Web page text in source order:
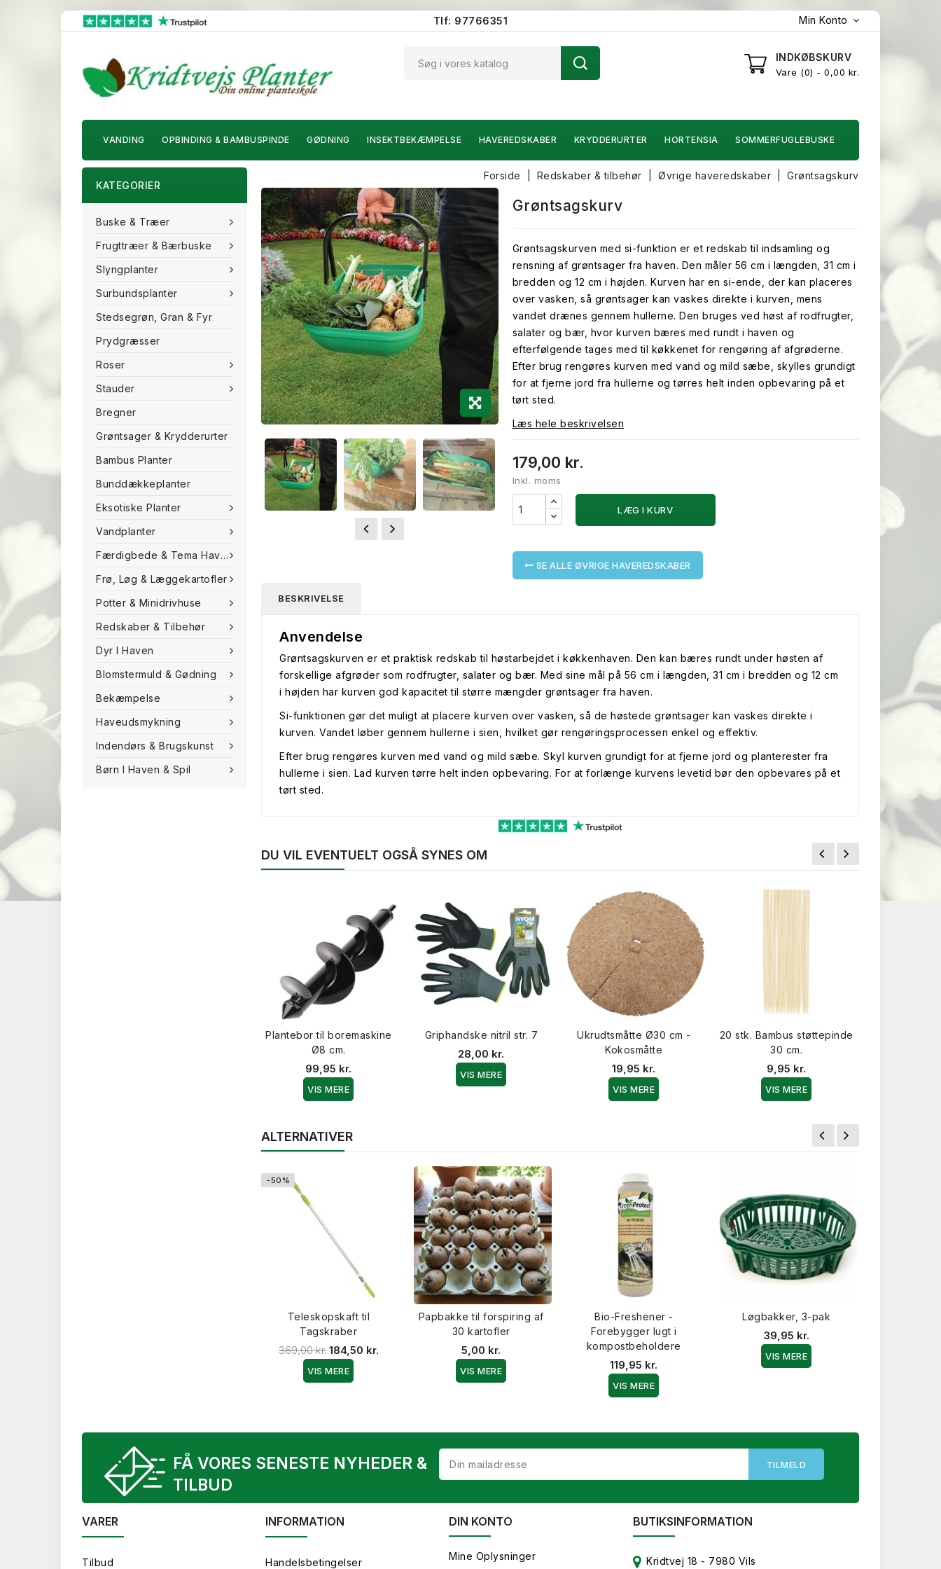
Tlf: 97766351 Min Konto
INDKØBSKURV
Vare 0 - 0,00 kr.
VANDING OPBINDING & BAMBUSPINDE GØDNING INSEKTBEKÆMPELSE HAVEREDSKABER KRYDDERURTER HORTENSIA SOMMERFUGLEBUSKE
KATEGORIER
Buske & Træer
Frugttræer & Bærbuske
Slyngplanter
Surbundsplanter
Stedsegrøn, Gran & Fyr
Prydgræsser
Roser
Stauder
Bregner
Grøntsager & Krydderurter
Bambus Planter
Bunddækkeplanter
Eksotiske Planter
Vandplanter
Færdigbede & Tema Haven
Frø, Løg & Læggekartofler
Potter & Minidrivhuse
Redskaber & Tilbehør
Dyr I Haven
Blomstermuld & Gødning
Bekæmpelse
Haveudsmykning
Indendørs & Brugskunst
Børn I Haven & Spil
Forside Redskaber & tilbehør Øvrige haveredskaber Grøntsagskurv
Grøntsagskurv
Grøntsagskurven med si-funktion er et redskab til indsamling og
rensning af grøntsager fra haven. Den måler 56 cm i længden, 31 cm i
bredden og 12 cm i højden. Kurven har en si-ende, der kan placeres
over vasken, så grøntsager kan vaskes direkte i kurven, mens
vandet drænes gennem hullerne. Den bruges ved høst af rodfrugter,
salater og bær, hvor kurven bæres med rundt i haven og
efterfølgende tages med til køkkenet for rengøring af afgrøderne.
Efter brug rengøres kurven med vand og mild sæbe, skylles grundigt
for at fjerne jord fra hullerne og tørres helt inden opbevaring på et
tørt sted.
Læs hele beskrivelsen
179,00 kr.
Inkl. moms
LÆG I KURV
SE ALLE ØVRIGE HAVEREDSKABER
BESKRIVELSE
Anvendelse
Grøntsagskurven er et praktisk redskab til høstarbejdet i køkkenhaven. Den kan bæres rundt under høsten af
forskellige afgrøder som rodfrugter, salater og bær. Med sine mål på 56 cm i længden, 31 cm i bredden og 12 cm
i højden har kurven god kapacitet til større mængder grøntsager fra haven.
Si-funktionen gør det muligt at placere kurven over vasken, så de høstede grøntsager kan vaskes direkte i
kurven. Vandet løber gennem hullerne i sien, hvilket gør rengøringsprocessen enkel og effektiv.
Efter brug rengøres kurven med vand og mild sæbe. Skyl kurven grundigt for at fjerne jord og planterester fra
hullerne i sien. Lad kurven tørre helt inden opbevaring. For at forlænge kurvens levetid bør den opbevares på et
tørt sted.
DU VIL EVENTUELT OGSÅ SYNES OM
Plantebor til boremaskine
Ø8 cm.
99,95 kr.
VIS MERE
Griphandske nitril str. 7
28,00 kr.
VIS MERE
Ukrudtsmåtte Ø30 cm -
Kokosmåtte
19,95 kr.
VIS MERE
20 stk. Bambus støttepinde
30 cm.
9,95 kr.
VIS MERE
ALTERNATIVER
-50%
Teleskopskaft til
Tagskraber
369,00 kr. 184,50 kr.
VIS MERE
Papbakke til forspiring af
30 kartofler
5,00 kr.
VIS MERE
Bio-Freshener -
Forebygger lugt i
kompostbeholdere
119,95 kr.
VIS MERE
Løgbakker, 3-pak
39,95 kr.
VIS MERE
FÅ VORES SENESTE NYHEDER &
TILBUD
VARER
Tilbud
INFORMATION
Handelsbetingelser
DIN KONTO
Mine Oplysninger
BUTIKSINFORMATION
Kridtvej 18 - 7980 Vils